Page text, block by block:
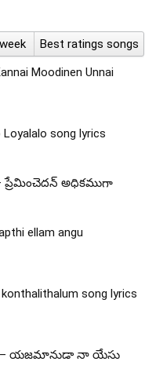
Best ratings songs
Moodinen Unnai
song lyrics
– ప్రేమించెదన్ అధికముగా
ellam angu
song lyrics
– యజమానుడా నా యేసు